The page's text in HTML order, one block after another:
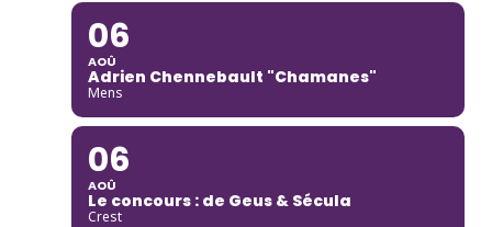
06
AOÛ
Adrien Chennebault "Chamanes"
Mens
06
AOÛ
Le concours : de Geus & Sécula
Crest